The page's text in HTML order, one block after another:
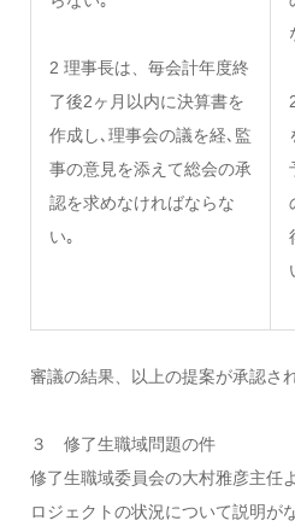
2 理事長は、毎会計年度終
了後2ヶ月以内に決算書を
作成し､理事会の議を経､監
事の意見を添えて総会の承
認を求めなければならな
い｡
審議の結果、以上の提案が承認さ
３ 修了生職域問題の件
修了生職域委員会の大村雅彦主任
ロジェクトの状況について説明が